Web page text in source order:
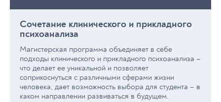
Сочетание клинического и прикладного
психоанализа
Магистерская программа объединяет в себе
подходы клинического и прикладного психоанализа –
что делает ее уникальной и позволяет
соприкоснуться с различными сферами жизни
человека, дает возможность выбора для студента – в
каком направлении развиваться в будущем.